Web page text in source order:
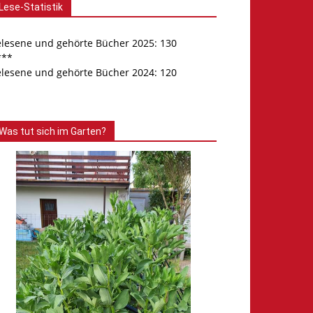
Lese-Statistik
und gehörte Bücher 2025: 130
und gehörte Bücher 2024: 120
tut sich im Garten?